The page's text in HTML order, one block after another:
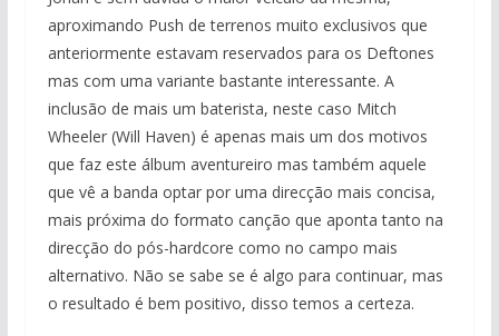
aproximando Push de terrenos muito exclusivos que
anteriormente estavam reservados para os Deftones
mas com uma variante bastante interessante. A
inclusão de mais um baterista, neste caso Mitch
Wheeler (Will Haven) é apenas mais um dos motivos
que faz este álbum aventureiro mas também aquele
que vê a banda optar por uma direcção mais concisa,
mais próxima do formato canção que aponta tanto na
direcção do pós-hardcore como no campo mais
alternativo. Não se sabe se é algo para continuar, mas
o resultado é bem positivo, disso temos a certeza.